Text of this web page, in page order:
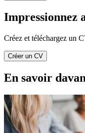
Impressionnez
Créez et téléchargez un
Créer un CV
En savoir